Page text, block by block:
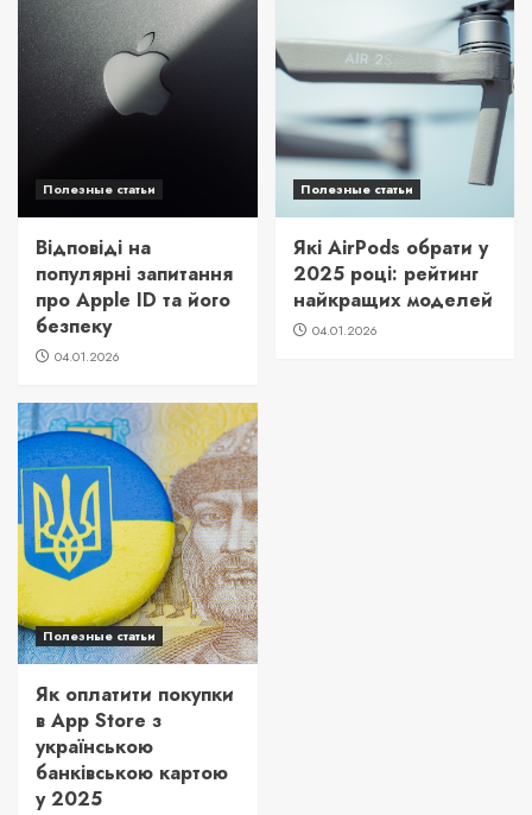
Полезные статьи
Відповіді на
популярні запитання
про Apple ID та його
безпеку
04.01.2026
Полезные статьи
Які AirPods обрати у
2025 році: рейтинг
найкращих моделей
04.01.2026
Полезные статьи
Як оплатити покупки
в App Store з
українською
банківською картою
у 2025